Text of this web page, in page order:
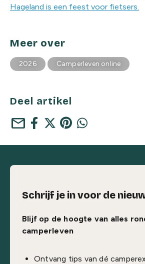
Hageland is een feest voor fietsers.
Meer over
2026 Camperleven online
Deel artikel
mail
Schrijf je in voor de
Blijf op de hoogte van alles
camperleven
Ontvang tips van dé